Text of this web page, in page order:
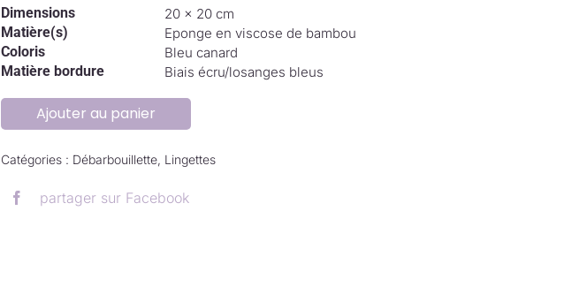
Dimensions
20 × 20 cm
Matière(s)
Eponge en viscose de bambou
Coloris
Bleu canard
Matière bordure
Biais écru/losanges bleus
Ajouter au panier
Catégories : Débarbouillette, Lingettes
partager sur Facebook